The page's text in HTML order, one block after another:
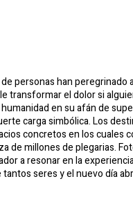
personas han
transformar el dolor si
en su afán de
carga simbólica. Los
concretos en los cuales
de millones de plegarias.
a resonar en la
seres y el nuevo día